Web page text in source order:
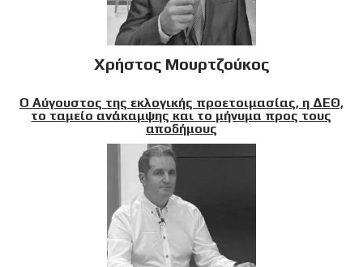
Χρήστος Μουρτζούκος
Ο Αύγουστος της εκλογικής προετοιμασίας, η ΔΕΘ,
το ταμείο ανάκαμψης και το μήνυμα προς τους
αποδήμους